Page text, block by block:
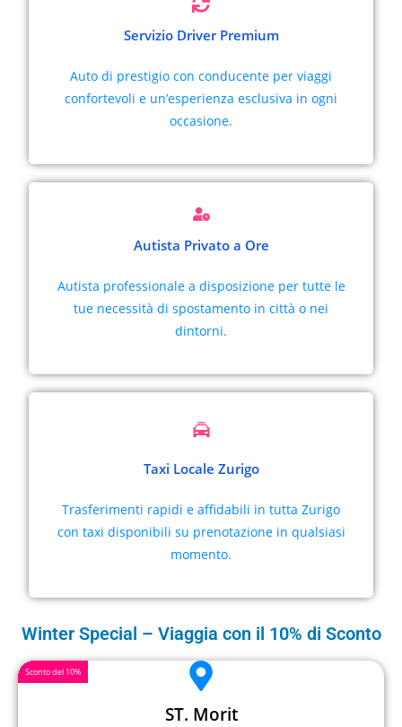
Servizio Driver Premium
Auto di prestigio con conducente per viaggi
confortevoli e un’esperienza esclusiva in ogni
occasione.
Autista Privato a Ore
Autista professionale a disposizione per tutte le
tue necessità di spostamento in città o nei
dintorni.
Taxi Locale Zurigo
Trasferimenti rapidi e affidabili in tutta Zurigo
con taxi disponibili su prenotazione in qualsiasi
momento.
Winter Special – Viaggia con il 10% di Sconto
ST. Morit
Sconto del 10%